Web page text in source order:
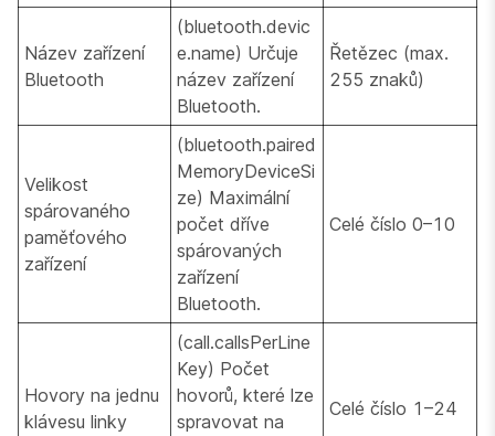
Název zařízení
Bluetooth
(bluetooth.devic
e.name) Určuje
název zařízení
Bluetooth.
Řetězec (max.
255 znaků)
Velikost
spárovaného
paměťového
zařízení
(bluetooth.paired
MemoryDeviceSi
ze) Maximální
počet dříve
spárovaných
zařízení
Bluetooth.
Celé číslo 0–10
Hovory na jednu
klávesu linky
(call.callsPerLine
Key) Počet
hovorů, které lze
spravovat na
Celé číslo 1–24